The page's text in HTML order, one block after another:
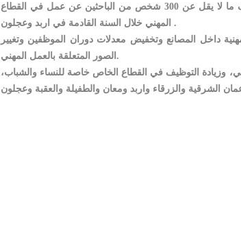
من جانبه قال مدير المشروع وليم تومبسون ان المشروع يستهدف تدريب وتوظيف ما لا يقل عن 300 شخص من الباحثين عن عمل في القطاع
المهني خلال السنة القادمة في اربد وعجلون .
داخل المصانع وتخفيض معدلات دوران الموظفين وتغيير
الصور المتعلقة بالعمل المهني.
وزيادة التوظيف في القطاع الخاص خاصة للنساء والشباب،